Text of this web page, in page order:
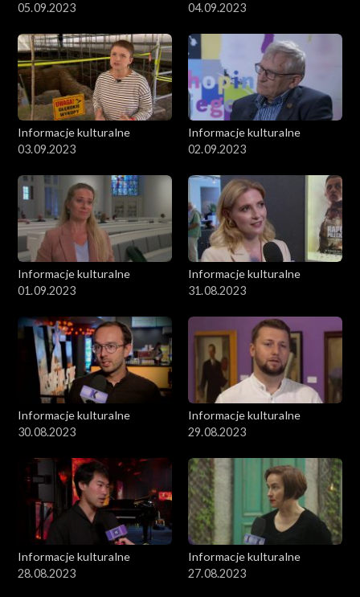
05.09.2023
04.09.2023
Informacje kulturalne
03.09.2023
Informacje kulturalne
02.09.2023
Informacje kulturalne
01.09.2023
Informacje kulturalne
31.08.2023
Informacje kulturalne
30.08.2023
Informacje kulturalne
29.08.2023
Informacje kulturalne
28.08.2023
Informacje kulturalne
27.08.2023